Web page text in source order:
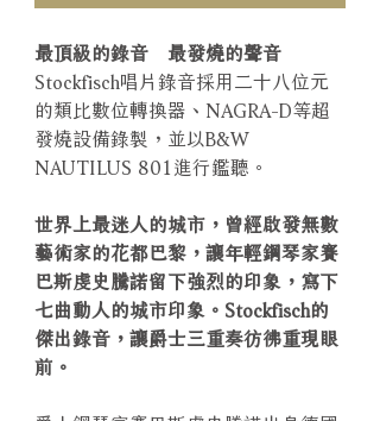
最頂級的錄音 最發燒的聲音
Stockfisch唱片錄音採用二十八位元
的類比數位轉換器、NAGRA-D等超
發燒設備錄製，並以B&W
NAUTILUS 801進行鑑聽。
世界上最迷人的城市，曾經啟發無數
藝術家的花都巴黎，讓年輕鋼琴家賽
巴斯虔史騰諾留下強烈的印象，寫下
七曲動人的城市印象。Stockfisch的
傑出錄音，讓爵士三重奏彷彿重現眼
前。